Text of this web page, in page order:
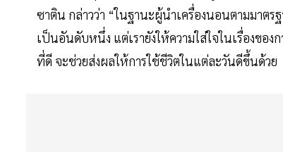
ซาติน กล่าวว่า “ในฐานะผู้นำเครื่องนอนตามมา
เป็นอันดับหนึ่ง แต่เรายังให้ความใส่ใจในเรื่องข
ที่ดี จะช่วยส่งผลให้การใช้ชีวิตในแต่ละวันดีขึ้นด้วย